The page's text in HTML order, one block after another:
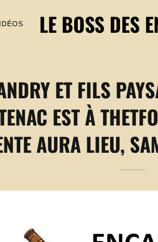
LE BOSS DES
ET FILS
EST À
AURA LIEU,